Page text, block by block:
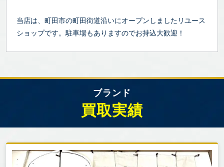
当店は、町田市の町田街道沿いにオープンしましたリユース
ショップです。駐車場もありますのでお持込大歓迎！
ブランド
買取実績